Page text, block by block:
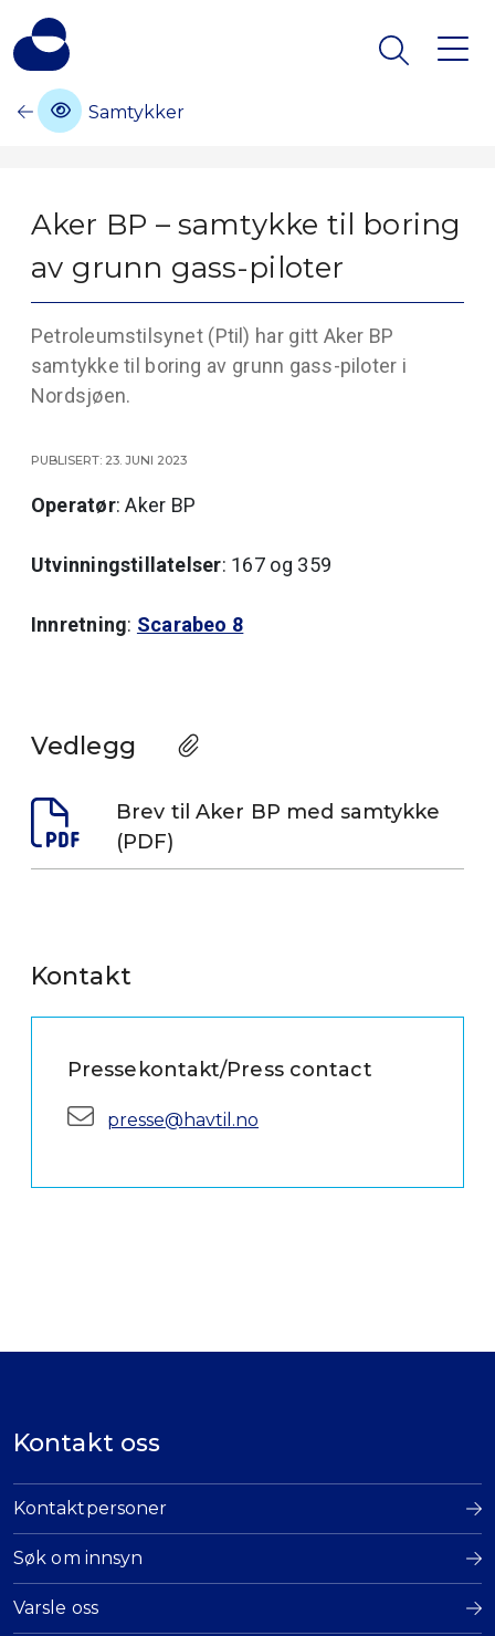
Samtykker
Aker BP – samtykke til boring
av grunn gass-piloter
Petroleumstilsynet (Ptil) har gitt Aker BP
samtykke til boring av grunn gass-piloter i
Nordsjøen.
Publisert: 23. juni 2023
Operatør: Aker BP
Utvinningstillatelser: 167 og 359
Innretning: Scarabeo 8
Vedlegg
Brev til Aker BP med samtykke
(PDF)
Kontakt
Pressekontakt/Press contact
E-post:presse@havtil.no
Kontakt oss
Kontaktpersoner
Søk om innsyn
Varsle oss